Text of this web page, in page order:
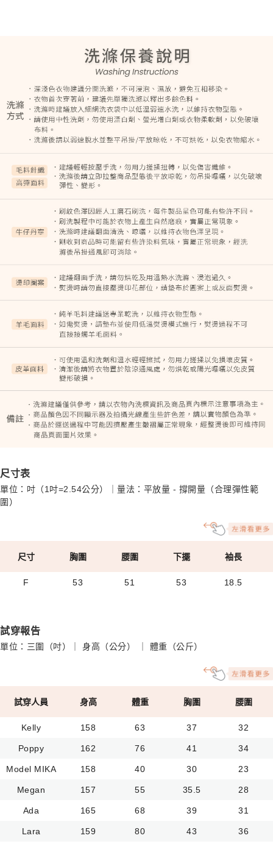
尺寸表
單位：吋（1吋=2.54公分）｜量法：平放量 - 撐開量（合理彈性範
圍）
尺寸 胸圍 腰圍 下擺 袖長
F 53 51 53 18.5
試穿報告
單位：三圍（吋）｜ 身高（公分） ｜ 體重（公斤）
試穿人員 身高 體重 胸圍 腰圍
Kelly 158 63 37 32
Poppy 162 76 41 34
Model MIKA 158 40 30 23
Megan 157 55 35.5 28
Ada 165 68 39 31
Lara 159 80 43 36